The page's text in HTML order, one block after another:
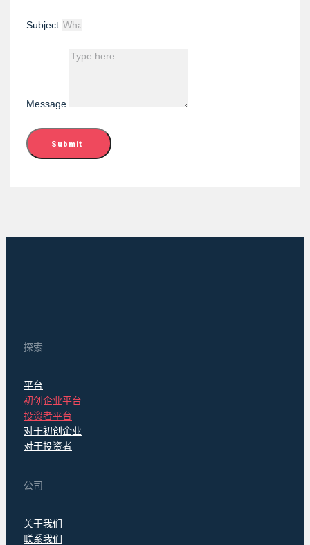
Subject
Message
Submit
探索
平台
初创企业平台
投资者平台
对于初创企业
对于投资者
公司
关于我们
联系我们